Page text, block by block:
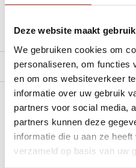
Deze website maakt
We gebruiken cookies om
personaliseren, om functies
en om ons websiteverkeer
informatie over uw gebruik
partners voor social media,
partners kunnen deze
informatie die u aan ze
verzameld op basis van uw
Productomschrijving
Product tags
Heb je een vraag over
Stel je vraag in de Chat voor